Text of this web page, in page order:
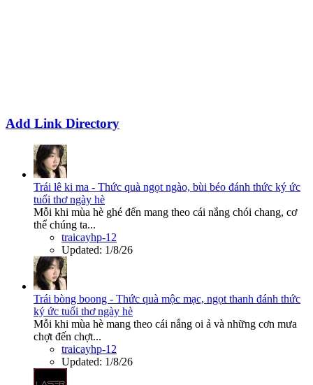
Add Link Directory
Trái lê ki ma - Thức quà ngọt ngào, bùi béo đánh thức ký ức
tuổi thơ ngày hè
Mỗi khi mùa hè ghé đến mang theo cái nắng chói chang, cơ
thể chúng ta...
traicayhp-12
Updated: 1/8/26
Trái bòng boong - Thức quà mộc mạc, ngọt thanh đánh thức
ký ức tuổi thơ ngày hè
Mỗi khi mùa hè mang theo cái nắng oi ả và những cơn mưa
chợt đến chợt...
traicayhp-12
Updated: 1/8/26